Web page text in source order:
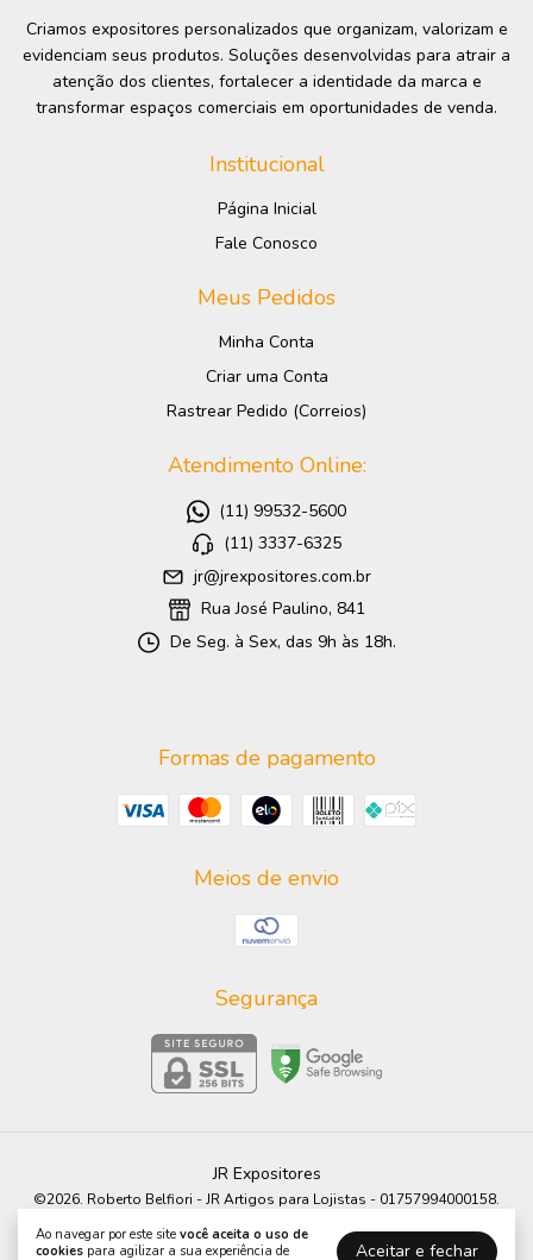
Ao navegar por este site você aceita o uso de
cookies para agilizar a sua experiência de
Aceitar e fechar
Criamos expositores personalizados que organizam, valorizam e
evidenciam seus produtos. Soluções desenvolvidas para atrair a
atenção dos clientes, fortalecer a identidade da marca e
transformar espaços comerciais em oportunidades de venda.
Institucional
Página Inicial
Fale Conosco
Meus Pedidos
Minha Conta
Criar uma Conta
Rastrear Pedido (Correios)
Atendimento Online:
(11) 99532-5600
(11) 3337-6325
jr@jrexpositores.com.br
Rua José Paulino, 841
De Seg. à Sex, das 9h às 18h.
Formas de pagamento
Meios de envio
Segurança
JR Expositores
©2026. Roberto Belfiori - JR Artigos para Lojistas - 01757994000158.